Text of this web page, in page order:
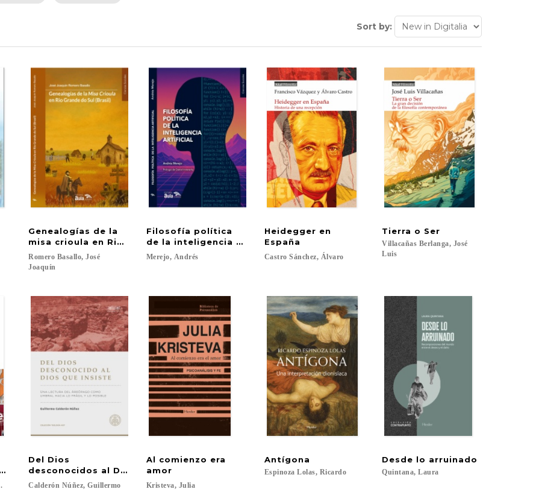
Sort by:
Genealogías de la
misa crioula en Rio Grande do Sul (Brasil)
Romero Basallo, José
Joaquín
Filosofía política
de la inteligencia artificial
Merejo, Andrés
Heidegger en
España
Castro Sánchez, Álvaro
Tierra o Ser
Villacañas Berlanga, José
Luis
retiro de diez días
Del Dios
desconocidos al Dios que insiste
Calderón Núñez, Guillermo
Al comienzo era
amor
Kristeva, Julia
Antígona
Espinoza Lolas, Ricardo
Desde lo arruinado
Quintana, Laura